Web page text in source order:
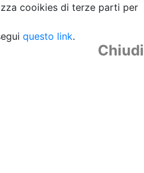
cooikies di terze parti per
questo link.
Chiudi